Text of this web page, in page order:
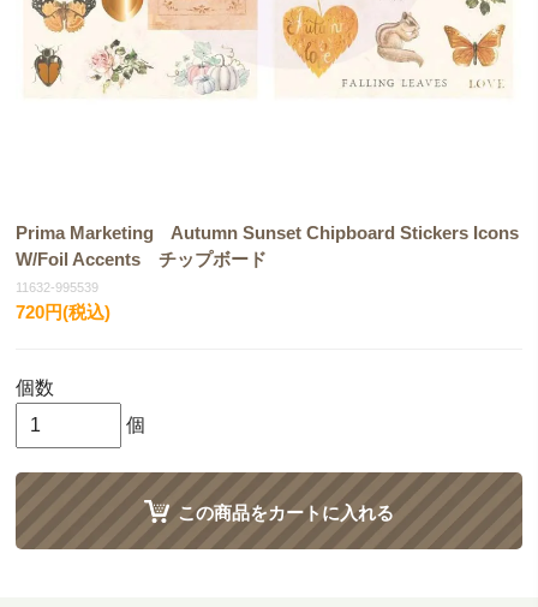
Prima Marketing Autumn Sunset Chipboard Stickers Icons
W/Foil Accents チップボード
11632-995539
720円(税込)
個数
個
この商品をカートに入れる